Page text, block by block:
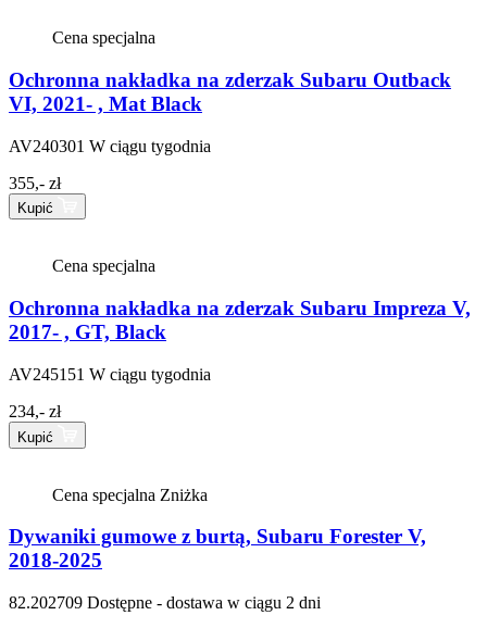
Cena specjalna
Ochronna nakładka na zderzak Subaru Outback
VI, 2021- , Mat Black
AV240301 W ciągu tygodnia
355,- zł
Kupić
Cena specjalna
Ochronna nakładka na zderzak Subaru Impreza V,
2017- , GT, Black
AV245151 W ciągu tygodnia
234,- zł
Kupić
Cena specjalna Zniżka
Dywaniki gumowe z burtą, Subaru Forester V,
2018-2025
82.202709 Dostępne - dostawa w ciągu 2 dni